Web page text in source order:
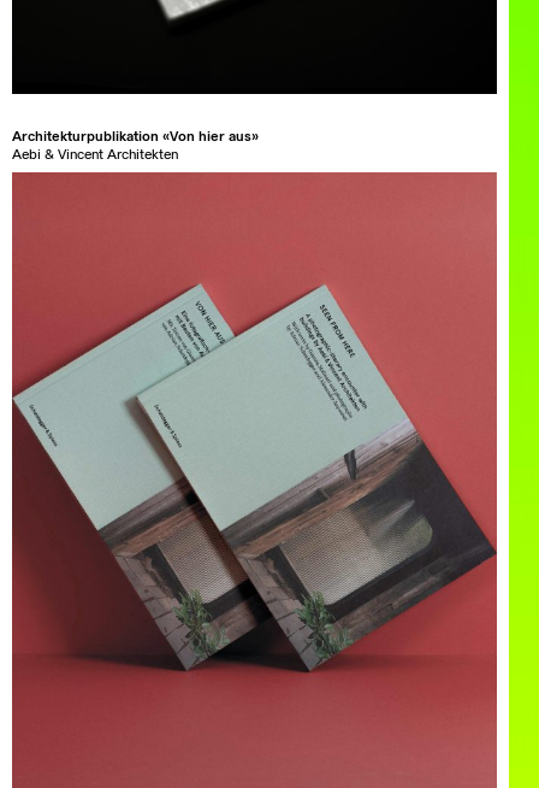
Architekturpublikation «Von hier aus»
Aebi & Vincent Architekten